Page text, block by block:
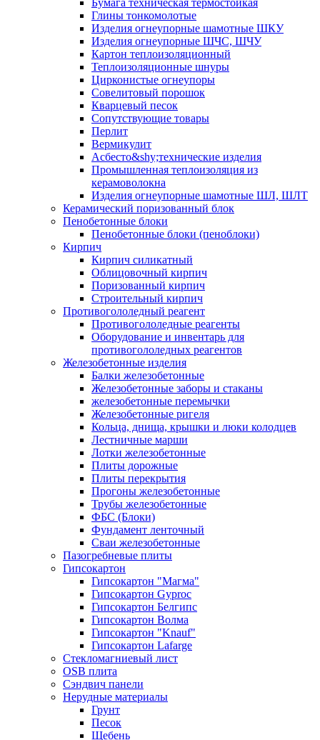
Бумага техническая термостойкая
Глины тонкомолотые
Изделия огнеупорные шамотные ШКУ
Изделия огнеупорные ШЧС, ШЧУ
Картон теплоизоляционный
Теплоизоляционные шнуры
Цирконистые огнеупоры
Совелитовый порошок
Кварцевый песок
Сопутствующие товары
Перлит
Вермикулит
Асбесто&shy;технические изделия
Промышленная теплоизоляция из
керамоволокна
Изделия огнеупорные шамотные ШЛ, ШЛТ
Керамический поризованный блок
Пенобетонные блоки
Пенобетонные блоки (пеноблоки)
Кирпич
Кирпич силикатный
Облицовочный кирпич
Поризованный кирпич
Строительный кирпич
Противогололедный реагент
Противогололедные реагенты
Оборудование и инвентарь для
противогололедных реагентов
Железобетонные изделия
Балки железобетонные
Железобетонные заборы и стаканы
железобетонные перемычки
Железобетонные ригеля
Кольца, днища, крышки и люки колодцев
Лестничные марши
Лотки железобетонные
Плиты дорожные
Плиты перекрытия
Прогоны железобетонные
Трубы железобетонные
ФБС (Блоки)
Фундамент ленточный
Сваи железобетонные
Пазогребневые плиты
Гипсокартон
Гипсокартон "Магма"
Гипсокартон Gyproc
Гипсокартон Белгипс
Гипсокартон Волма
Гипсокартон "Knauf"
Гипсокартон Lafarge
Стекломагниевый лист
OSB плита
Сэндвич панели
Нерудные материалы
Грунт
Песок
Щебень